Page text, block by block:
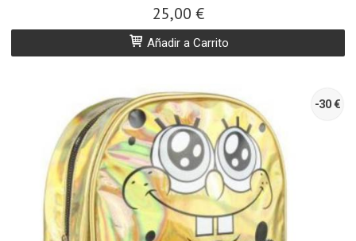
25,00 €
Añadir a Carrito
-30 €